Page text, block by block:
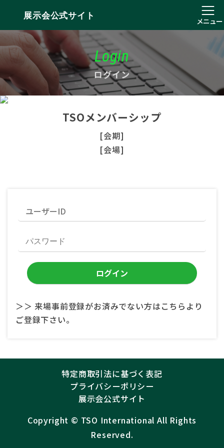
展示会公式サイト
メニュー
Login
ログイン
TSOメンバーシップ
[会期]
[会場]
＞＞ 来場事前登録がお済みでない方はこちらより
ご登録下さい。
特定商取引法に基づく表記
プライバシーポリシー
展示会公式サイト
Copyright ©︎ TSO International All Rights
Reserved.